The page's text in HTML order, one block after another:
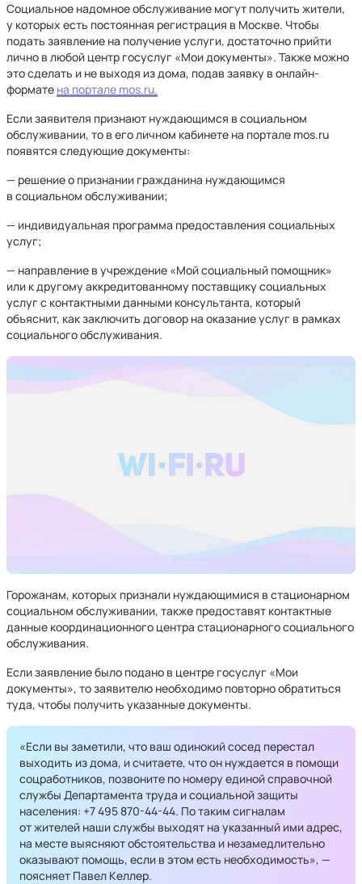
Социальное надомное обслуживание могут получить жители,
у которых есть постоянная регистрация в Москве. Чтобы
подать заявление на получение услуги, достаточно прийти
лично в любой центр госуслуг «Мои документы». Также можно
это сделать и не выходя из дома, подав заявку в онлайн-
формате на портале mos.ru.
Если заявителя признают нуждающимся в социальном
обслуживании, то в его личном кабинете на портале mos.ru
появятся следующие документы:
— решение о признании гражданина нуждающимся
в социальном обслуживании;
— индивидуальная программа предоставления социальных
услуг;
— направление в учреждение «Мой социальный помощник»
или к другому аккредитованному поставщику социальных
услуг с контактными данными консультанта, который
объяснит, как заключить договор на оказание услуг в рамках
социального обслуживания.
Горожанам, которых признали нуждающимися в стационарном
социальном обслуживании, также предоставят контактные
данные координационного центра стационарного социального
обслуживания.
Если заявление было подано в центре госуслуг «Мои
документы», то заявителю необходимо повторно обратиться
туда, чтобы получить указанные документы.
«Если вы заметили, что ваш одинокий сосед перестал
выходить из дома, и считаете, что он нуждается в помощи
соцработников, позвоните по номеру единой справочной
службы Департамента труда и социальной защиты
населения: +7 495 870⁠-44⁠-44. По таким сигналам
от жителей наши службы выходят на указанный ими адрес,
на месте выясняют обстоятельства и незамедлительно
оказывают помощь, если в этом есть необходимость», —
поясняет Павел Келлер.